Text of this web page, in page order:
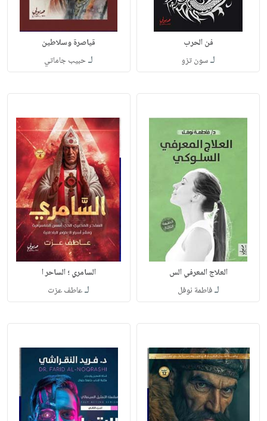
فن الحرب
لـسون تزو
قياصرة وسلاطين
لـحبيب جاماتي
العلاج المعرفي الس
لـفاطمة نوفل
السامري ؛ الساحر ا
لـعاطف عزت